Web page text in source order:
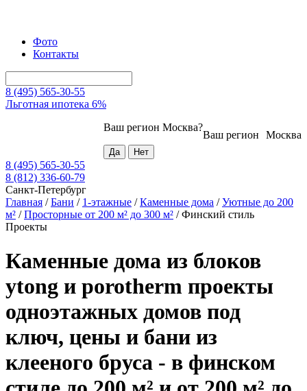
Фото
Контакты
8 (495) 565-30-55
Льготная ипотека 6%
Москва
Ваш регион
Ваш регион Москва?
8 (495) 565-30-55
8 (812) 336-60-79
Санкт-Петербург
Главная /Бани / 1-этажные /Каменные дома /Уютные до 200
м² /Просторные от 200 м² до 300 м² /Финский стиль
Проекты
Каменные дома из блоков
ytong и porotherm проекты
одноэтажных домов под
ключ, цены и бани из
клееного бруса - в финском